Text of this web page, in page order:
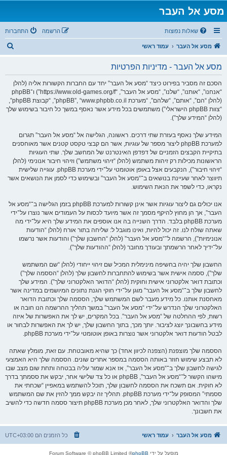
מסע אל העבר
שאלות נפוצות התחברות הרשמה
מסע אל העבר עמוד ראשי
מסע אל העבר - מדיניות הפרטיות
הסכם זה מסביר בפירוט כיצד “מסע אל העבר” יחד עם החברות הקשורות אליה (להלן
“אנחנו”, “אותנו”, “שלנו”, “מסע אל העבר”, “https://www.old-games.org/f”) ו־phpBB
(להלן “הם”, “אותם”, “שלהם”, “מערכת phpBB”, “www.phpbb.co.il”, “קבוצת phpBB”,
“צוות phpBB הישראלי”) משתמשים בכל מידע אשר נאסף במשך כל חיבור בשימוש שלך
(להלן “המידע שלך”).
המידע שלך נאסף בעזרת שתי דרכים. ראשונה, הגלישה אל “מסע אל העבר” תגרום
למערכת phpBB ליצור מספר של עוגיות, אשר הם קבצי טקסט קטנים אשר מאוחסנים
בתיקיית הקבצים הזמניים של דפדפן האינטרנט של המחשב שלך. שתי העוגיות
הראשונות מכילות רק זיהות משתמש (להלן “זיהוי משתמש”) וזיהוי חיבור אנונימי (להלן
“זיהוי חיבור”), הנקבעים אצל באופן אוטומטי על־ידי מערכת phpBB. עוגייה שלישית
תיווצר לאחר שעיינת בנושאים ב־“מסע אל העבר” ובשימוש כדי לסמן את הנושאים אשר
נקראו, כדי לשפר את הנאת השימוש.
אנו יכולים גם ליצור עוגיות אשר אינן קשורות למערכת phpBB בזמן הגלישה ב־“מסע אל
העבר”, אך הן מחוץ להיקף מסמך זה אשר מיועד לכסות על העמודים אשר נוצרו על־ידי
מערכת phpBB בלבד. הדרך השנייה בה אנו אוספים את המידע שלך היא על־ידי מה
שאתה שולח לנו. זה יכול להיות, ואינו מוגבל ל: שליחה בתור אורח (להלן “הודעות
אנונימיות”), הרשמה ל־“מסע אל העבר” (להלן “החשבון שלך”) והודעות אשר נרשמו
על־ידיך לאחר הרשמתך ובעודך מחובר (להלן “ההודעות שלך”).
החשבון שלך יהיה בחשיפה מינימלית המכיל שם זיהוי ייחודי (להלן “שם המשתמש
שלך”), ססמה אישית אשר בשימוש להתחברות לחשבון שלך (להלן “הססמה שלך”)
וכתובת דואר אלקטרוני אישית וחוקית (להלן “הדואר האלקטרוני שלך”). המידע שלך
לחשבון שלך ב־“מסע אל העבר” מוגן על־ידי חוקי הגנת נתונים המיושמים במדינה אשר
מאחסנת אותנו. כל מידע מעבר לשם המשתמש שלך, הססמה שלך וכתובת הדואר
האלקטרוני שלך הנדרש על־ידי “מסע אל העבר” במשך תהליך ההרשמה הנו חובה או
רשות, לפי ההחלטה של “מסע אל העבר”. בכל המקרים, יש לך את האפשרות של איזה
מידע בחשבונך יוצג לציבור. יותך מכך, בתוך החשבון שלך, יש לך את האפשרות לבחור או
לבטל הודעות דואר אלקטרוני אשר נוצרות באופן אוטומטי על־ידי מערכת phpBB.
הססמה שלך מוצפנת (הצפנה לכיוון אחד) כך שהיא מאובטחת. עם זאת, מומלץ שאתה
לא תבצע שימוש חוזר באותה הססמה במספר אתרים שונים. הססמה שלך היא האמצעי
לגישה לחשבון שלך ב־“מסע אל העבר”, אז אנא שמור עליה בבטחה ותחת שום מצב שבו
מישהו הקשור ל־“מסע אל העבר”, phpBB או כל צד שלישי אחר, יבקש את ססמתך בדרך
לא חוקית. אם תשכח את הססמה לחשבון שלך, תוכל להשתמש במאפיין “שכחתי את
ססמתי” המסופק על־ידי מערכת phpBB. תהליך זה יבקש ממך להזין את שם המשתמש
שלך והדואר האלקטרוני שלך, לאחר מכן מערכת phpBB תיצור ססמה חדשה כדי להשיב
את חשבונך.
מסע אל העבר עמוד ראשי כל הזמנים הם UTC+03:00
מופעל על ידי phpBB
® Forum Software © phpBB Limited